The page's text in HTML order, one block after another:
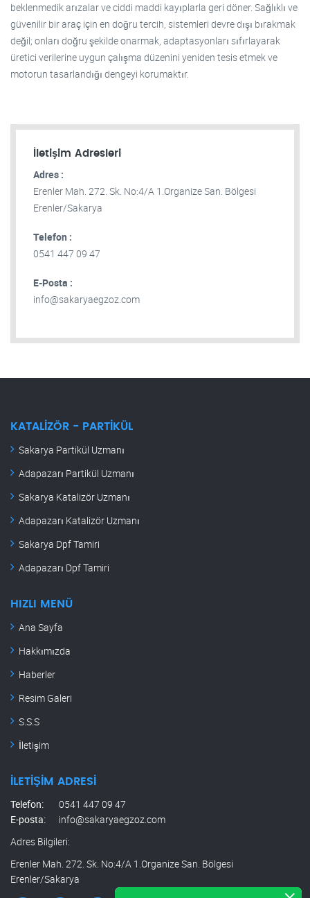
beklenmedik arızalar ve ciddi maddi kayıplarla geri döner. Sağlıklı ve
güvenilir bir araç için en doğru tercih, sistemleri devre dışı bırakmak
değil; onları doğru şekilde onarmak, adaptasyonları sıfırlayarak
üretici verilerine uygun çalışma düzenini yeniden tesis etmek ve
motorun tasarlandığı dengeyi korumaktır.
İletişim Adresleri
Adres :
Erenler Mah. 272. Sk. No:4/A 1.Organize San. Bölgesi
Erenler/Sakarya
Telefon :
0541 447 09 47
E-Posta :
info@sakaryaegzoz.com
KATALIZÖR - PARTIKÜL
Sakarya Partikül Uzmanı
Adapazarı Partikül Uzmanı
Sakarya Katalizör Uzmanı
Adapazarı Katalizör Uzmanı
Sakarya Dpf Tamiri
Adapazarı Dpf Tamiri
HIZLI MENÜ
Ana Sayfa
Hakkımızda
Haberler
Resim Galeri
S.S.S
İletişim
İLETIŞIM ADRESI
Telefon:
0541 447 09 47
E-posta:
info@sakaryaegzoz.com
Adres Bilgileri:
Erenler Mah. 272. Sk. No:4/A 1.Organize San. Bölgesi
Erenler/Sakarya